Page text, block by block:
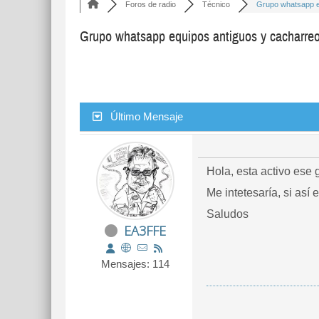
Foros de radio Técnico Grupo whatsapp
Grupo whatsapp equipos antiguos y
Último Mensaje
EA3FFE
Mensajes: 114
Hola, esta activo ese
Me intetesaría, si así
Saludos